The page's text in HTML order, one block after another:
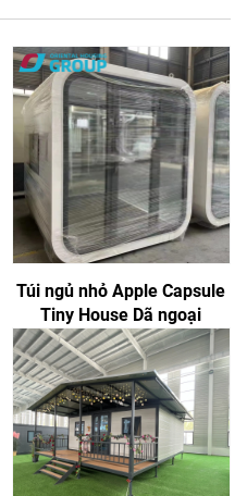
Túi ngủ nhỏ Apple Capsule
Tiny House Dã ngoại